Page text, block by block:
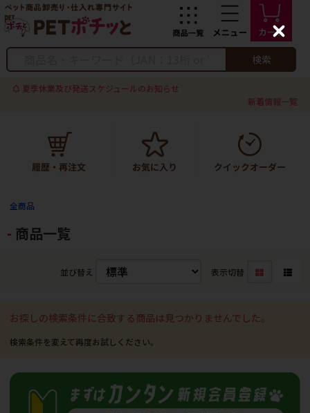
検索
夏季休業及び発送スケジュールのお知らせ
新着情報一覧
全商品
商品一覧
並び替え 表示切替
お探しの検索条件に合致する商品は見つかりませんでした。
C
l
s